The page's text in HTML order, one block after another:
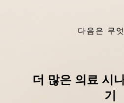
다음은 무
더 많은 의료 시
기